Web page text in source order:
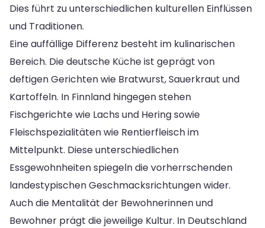
Dies führt zu unterschiedlichen kulturellen Einflüssen
und Traditionen.
Eine auffällige Differenz besteht im kulinarischen
Bereich. Die deutsche Küche ist geprägt von
deftigen Gerichten wie Bratwurst, Sauerkraut und
Kartoffeln. In Finnland hingegen stehen
Fischgerichte wie Lachs und Hering sowie
Fleischspezialitäten wie Rentierfleisch im
Mittelpunkt. Diese unterschiedlichen
Essgewohnheiten spiegeln die vorherrschenden
landestypischen Geschmacksrichtungen wider.
Auch die Mentalität der Bewohnerinnen und
Bewohner prägt die jeweilige Kultur. In Deutschland